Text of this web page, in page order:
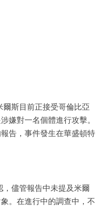
爾斯目前正接受哥倫比亞
嫌對一名個體進行攻擊。
告，事件發生在華盛頓特
，儘管報告中未提及米爾
。在進行中的調查中，不